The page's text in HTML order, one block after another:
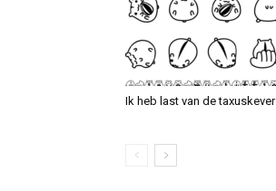
Ik heb last van de taxuskever